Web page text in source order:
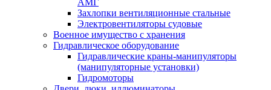
Захлопки вентиляционные стальные
Электровентиляторы судовые
Военное имущество с хранения
Гидравлическое оборудование
Гидравлические краны-манипуляторы
(манипуляторные установки)
Гидромоторы